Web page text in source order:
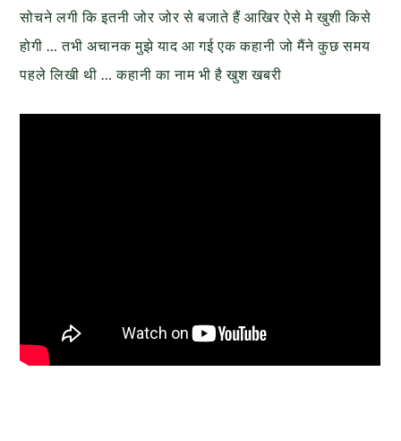
सोचने लगी कि इतनी जोर जोर से बजाते हैं आखिर ऐसे मे खुशी किसे
होगी … तभी अचानक मुझे याद आ गई एक कहानी जो मैंने कुछ समय
पहले लिखी थी … कहानी का नाम भी है खुश खबरी